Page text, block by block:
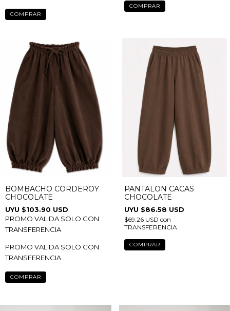
COMPRAR
COMPRAR
BOMBACHO CORDEROY
CHOCOLATE
$103.90 USD
PROMO VALIDA SOLO CON
TRANSFERENCIA
PROMO VALIDA SOLO CON
TRANSFERENCIA
PANTALON CACAS
CHOCOLATE
$86.58 USD
$69.26 USD con
TRANSFERENCIA
COMPRAR